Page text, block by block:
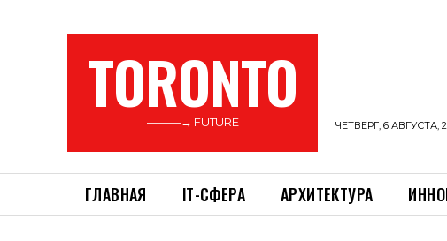
TORONTO
———→ FUTURE ЧЕТВЕРГ, 6 АВГУСТА,
ГЛАВНАЯ ІТ-СФЕРА АРХИТЕКТУРА